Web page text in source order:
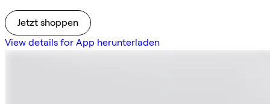
Jetzt shoppen
View details for App herunterladen